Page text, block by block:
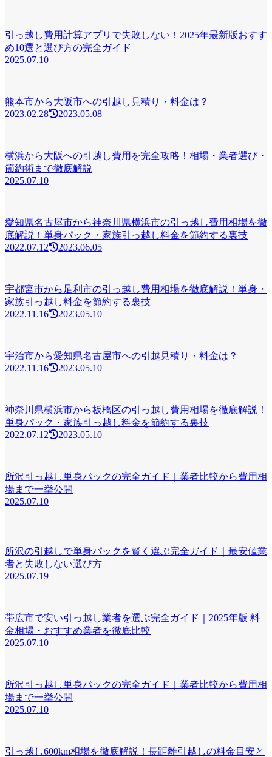
引っ越し費用計算アプリで失敗しない！2025年最新版おすす
め10選と選び方の完全ガイド
2025.07.10
熊本市から大阪市への引越し見積り・料金は？
2023.02.28
2023.05.08
横浜から大阪への引越し費用を完全攻略！相場・業者選び・
節約術まで徹底解説
2025.07.10
愛知県名古屋市から神奈川県横浜市の引っ越し費用相場を徹
底解説！単身パック・家族引っ越し料金を節約する裏技
2022.07.12
2023.06.05
宇都宮市から足利市の引っ越し費用相場を徹底解説！単身・
家族引っ越し料金を節約する裏技
2022.11.16
2023.05.10
宇治市から愛知県名古屋市への引越見積り・料金は？
2022.11.16
2023.05.10
神奈川県横浜市から板橋区の引っ越し費用相場を徹底解説！
単身パック・家族引っ越し料金を節約する裏技
2022.07.12
2023.05.10
所沢引っ越し単身パックの完全ガイド｜業者比較から費用相
場まで一挙公開
2025.07.10
所沢の引越しで単身パックを賢く選ぶ完全ガイド｜最安値業
者と失敗しない選び方
2025.07.19
帯広市で安い引っ越し業者を選ぶ完全ガイド｜2025年版 料
金相場・おすすめ業者を徹底比較
2025.07.10
所沢引っ越し単身パックの完全ガイド｜業者比較から費用相
場まで一挙公開
2025.07.10
引っ越し600km相場を徹底解説！長距離引越しの料金目安と